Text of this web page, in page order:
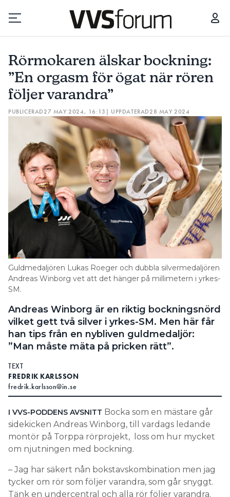
Prenumerera
Hantera prenumeration
Lediga jobb
Annonsera
Läs E-tidningen
Om tidningen
Information om GDPR
Search for:
SEARCH
Rörmokaren älskar bockning:
”En orgasm för ögat när rören
följer varandra”
PUBLICERAD27 MAY 2024, 16:13 | UPPDATERAD28 MAY 2024
Guldmedaljören Lukas Roeger och dubbla silvermedaljören
Andreas Winborg vet att det hänger på millimetern i yrkes-
SM.
Andreas Winborg är en riktig bockningsnörd
vilket gett två silver i yrkes-SM. Men här får
han tips från en nybliven guldmedaljör:
”Man måste mäta på pricken rätt”.
TEXT
FREDRIK KARLSSON
fredrik.karlsson@in.se
I VVS-PODDENS AVSNITT Bocka som en mästare går
sidekicken Andreas Winborg, till vardags ledande
montör på Torppa rörprojekt, loss om hur mycket
om njutningen med bockning.
– Jag har säkert nån bokstavskombination men jag
tycker om rör som följer varandra, som går snyggt.
Tänk en undercentral och alla rör följer varandra.